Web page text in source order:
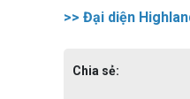
>> Đại diện
Chia sẻ: